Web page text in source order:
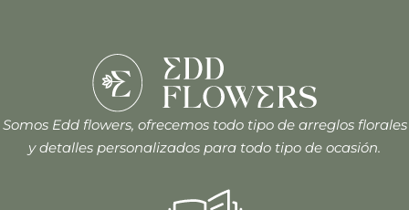
Somos Edd flowers, ofrecemos todo tipo de arreglos florales
y detalles personalizados para todo tipo de ocasión.